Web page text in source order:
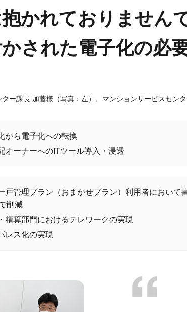
抱かれておりません
された電子化の必
ー課長 加藤様（写真：左）、マンションサービスセン
から電子化への転換
オーナーへのITツール導入・浸透
戸管理プラン（おまかせプラン）利用者において
削減
精算部門におけるテレワークの実現
レス化の実現